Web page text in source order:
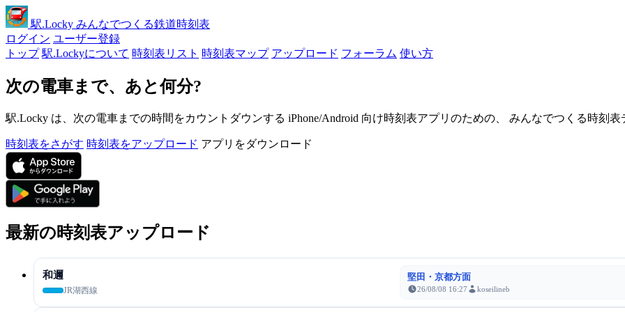
駅.Locky みんなでつくる鉄道時刻表
ログイン ユーザー登録
トップ 駅.Lockyについて 時刻表リスト 時刻表マップ アップロード フォーラム 使い方
次の電車まで、あと何分?
駅.Locky は、次の電車までの時間をカウントダウンする iPhone/Android 向け時刻表アプリのための、 みんなでつくる時刻表
時刻表をさがす 時刻表をアップロード アプリをダウンロード
最新の時刻表アップロード
和邇
JR湖西線
堅田・京都方面
26/08/08 16:27 koseilineb